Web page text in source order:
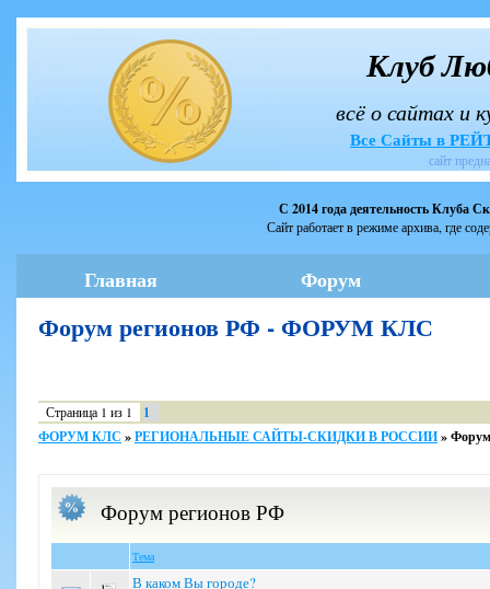
Клуб
всё о сайтах и
Все Сайты в
сайт
С 2014 года деятельность Клуба
Сайт работает в режиме архива, где
Главная Форум
Форум регионов РФ - ФОРУМ КЛС
Страница 1 из 1
1
ФОРУМ КЛС »РЕГИОНАЛЬНЫЕ САЙТЫ-СКИДКИ В РОССИИ»
Форум регионов РФ
Тема
В каком Вы городе?